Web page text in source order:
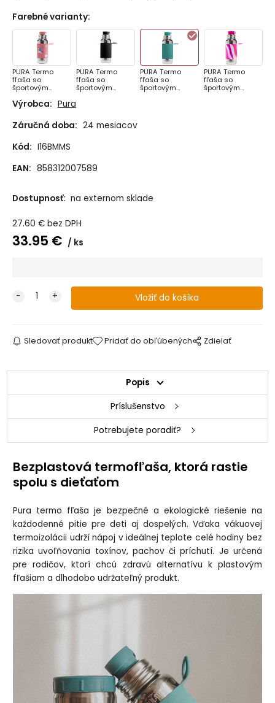
Farebné varianty:
PURA Termo
fľaša so
športovým
Unicorn
PURA Termo
fľaša so
športovým
PURA Termo
fľaša so
športovým
PURA Termo
fľaša so
športovým
Výrobca: Pura
Záručná doba: 24 mesiacov
Kód: I16BMMS
EAN: 858312007589
Dostupnosť: na externom sklade
27.60 € bez DPH
33.95 € ks
Sledovať produkt Pridať do obľúbených Zdielať
Popis
Príslušenstvo
Potrebujete poradiť?
Bezplastová termofľaša, ktorá rastie
spolu s dieťaťom
Pura termo fľaša je bezpečné a ekologické riešenie na
každodenné pitie pre deti aj dospelých. Vďaka vákuovej
termoizolácii udrží nápoj v ideálnej teplote celé hodiny bez
rizika uvoľňovania toxínov, pachov či príchutí. Je určená
pre rodičov, ktorí chcú zdravú alternatívu k plastovým
fľašiam a dlhodobo udržateľný produkt.